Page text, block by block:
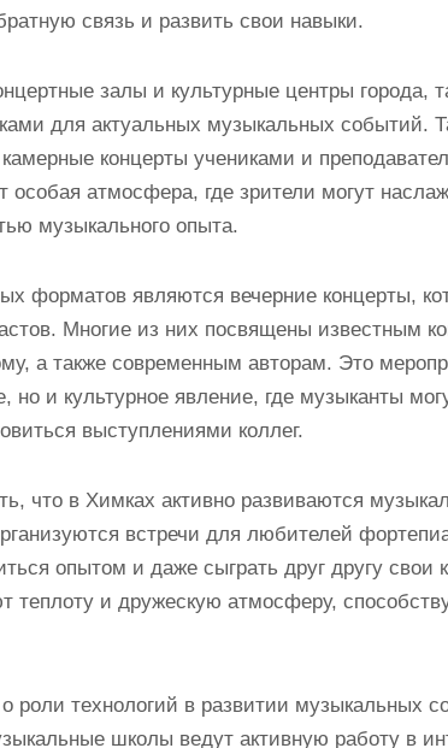
связь и развить свои навыки.
залы и культурные центры города,
для актуальных музыкальных событий.
концерты учениками и
особая атмосфера, где зрители могут
музыкального опыта.
форматов являются вечерние концерты,
Многие из них посвящены известным
а также современным авторам. Это
но и культурное явление, где музыканты
выступлениями коллег.
что в Химках активно развиваются
встречи для любителей
опытом и даже сыграть друг другу свои
теплоту и дружескую атмосферу,
роли технологий в развитии музыкальных
школы ведут активную работу в